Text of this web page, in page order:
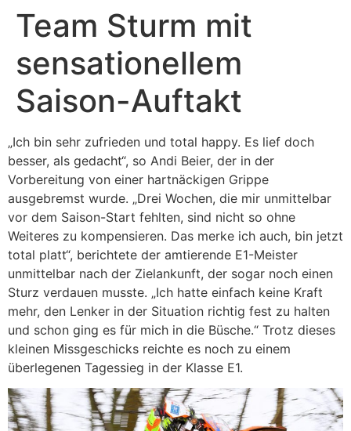
Team Sturm mit
sensationellem
Saison-Auftakt
„Ich bin sehr zufrieden und total happy. Es lief doch
besser, als gedacht“, so Andi Beier, der in der
Vorbereitung von einer hartnäckigen Grippe
ausgebremst wurde. „Drei Wochen, die mir unmittelbar
vor dem Saison-Start fehlten, sind nicht so ohne
Weiteres zu kompensieren. Das merke ich auch, bin jetzt
total platt“, berichtete der amtierende E1-Meister
unmittelbar nach der Zielankunft, der sogar noch einen
Sturz verdauen musste. „Ich hatte einfach keine Kraft
mehr, den Lenker in der Situation richtig fest zu halten
und schon ging es für mich in die Büsche.“ Trotz dieses
kleinen Missgeschicks reichte es noch zu einem
überlegenen Tagessieg in der Klasse E1.